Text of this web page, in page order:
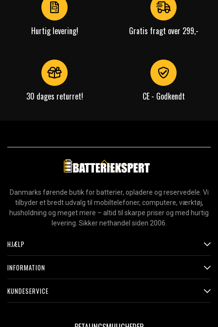
Hurtig levering! Gratis fragt over 299,-
30 dages returret! CE - Godkendt
Danmarks førende butik for batterier, opladere og reservedele. Vi
tilbyder et bredt udvalg til mobiltelefoner, computere, værktøj,
husholdning og meget mere – altid til skarpe priser og med hurtig
levering. Sikker nethandel siden 2006.
HJÆLP
INFORMATION
KUNDESERVICE